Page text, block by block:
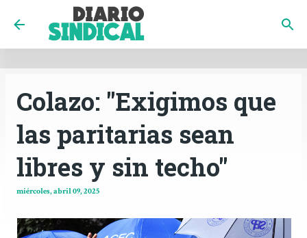
INICIO CÓRDOBA
Ir al contenido principal
Colazo: "Exigimos que
las paritarias sean
libres y sin techo"
miércoles, abril 09, 2025